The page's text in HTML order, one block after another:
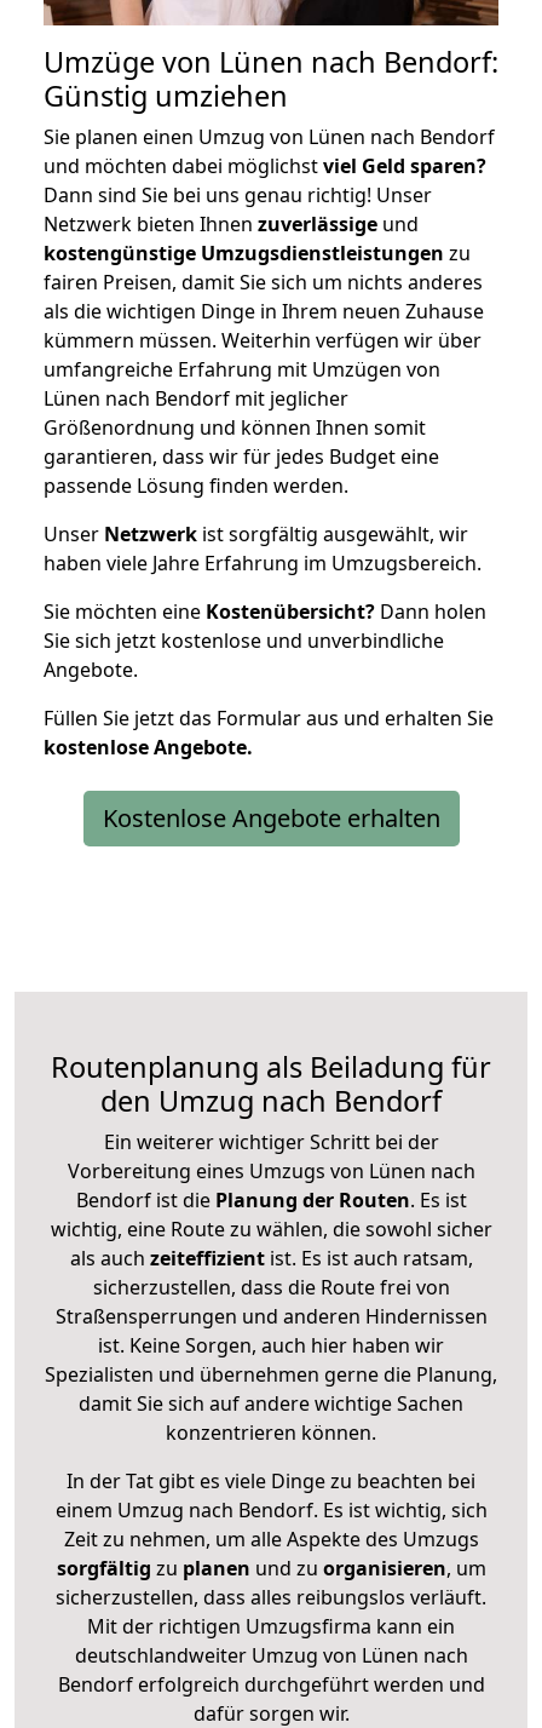
Umzüge von Lünen nach Bendorf:
Günstig umziehen
Sie planen einen Umzug von Lünen nach Bendorf
und möchten dabei möglichstviel Geld sparen?
Dann sind Sie bei uns genau richtig! Unser
Netzwerk bieten Ihnen zuverlässige und
kostengünstige Umzugsdienstleistungen zu
fairen Preisen, damit Sie sich um nichts anderes
als die wichtigen Dinge in Ihrem neuen Zuhause
kümmern müssen. Weiterhin verfügen wir über
umfangreiche Erfahrung mit Umzügen von
Lünen nach Bendorf mit jeglicher
Größenordnung und können Ihnen somit
garantieren, dass wir für jedes Budget eine
passende Lösung finden werden.
Unser Netzwerk ist sorgfältig ausgewählt, wir
haben viele Jahre Erfahrung im Umzugsbereich.
Sie möchten eine Kostenübersicht? Dann holen
Sie sich jetzt kostenlose und unverbindliche
Angebote.
Füllen Sie jetzt das Formular aus und erhalten Sie
kostenloseAngebote.
Kostenlose Angebote erhalten
Routenplanung als Beiladung für
den Umzug nach Bendorf
Ein weiterer wichtiger Schritt bei der
Vorbereitung eines Umzugs von Lünen nach
Bendorf ist diePlanung der Routen. Es ist
wichtig, eine Route zu wählen, die sowohl sicher
als auch zeiteffizientist. Es ist auch ratsam,
sicherzustellen, dass die Route frei von
Straßensperrungen und anderen Hindernissen
ist. Keine Sorgen, auch hier haben wir
Spezialisten und übernehmen gerne die Planung,
damit Sie sich auf andere wichtige Sachen
konzentrieren können.
In der Tat gibt es viele Dinge zu beachten bei
einem Umzug nach Bendorf. Es ist wichtig, sich
Zeit zu nehmen, um alle Aspekte des Umzugs
sorgfältig zu planen und zu organisieren, um
sicherzustellen, dass alles reibungslos verläuft.
Mit der richtigen Umzugsfirma kann ein
deutschlandweiter Umzug von Lünen nach
Bendorf erfolgreich durchgeführt werden und
dafür sorgen wir.